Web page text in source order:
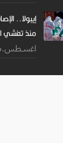
منذ تفشي
07 اغســطس.2026 - 21:11